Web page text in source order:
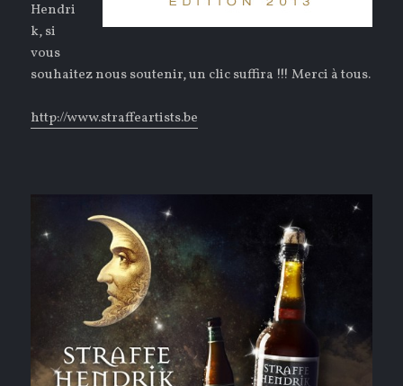
Hendri
k, si
vous
souhaitez nous soutenir, un clic suffira !!! Merci à tous.
http://www.straffeartists.be